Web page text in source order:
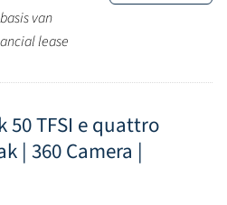
van
lease
50 TFSI e quattro
| 360 Camera |